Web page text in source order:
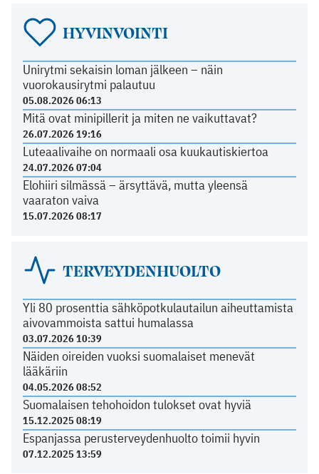
HYVINVOINTI
Unirytmi sekaisin loman jälkeen – näin
vuorokausirytmi palautuu
05.08.2026 06:13
Mitä ovat minipillerit ja miten ne vaikuttavat?
26.07.2026 19:16
Luteaalivaihe on normaali osa kuukautiskiertoa
24.07.2026 07:04
Elohiiri silmässä – ärsyttävä, mutta yleensä
vaaraton vaiva
15.07.2026 08:17
TERVEYDENHUOLTO
Yli 80 prosenttia sähköpotkulautailun aiheuttamista
aivovammoista sattui humalassa
03.07.2026 10:39
Näiden oireiden vuoksi suomalaiset menevät
lääkäriin
04.05.2026 08:52
Suomalaisen tehohoidon tulokset ovat hyviä
15.12.2025 08:19
Espanjassa perusterveydenhuolto toimii hyvin
07.12.2025 13:59